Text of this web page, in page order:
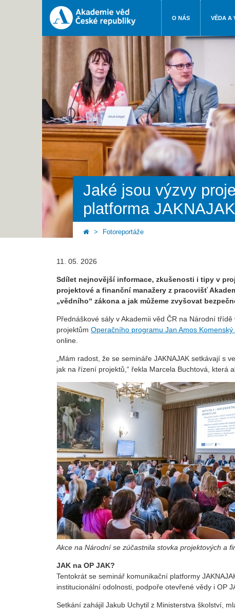
O NÁS VĚDA A
Jaké jsou výzvy
platforma JAKNAJAK
Fotoreportáže
11. 05. 2026
Sdílet nejnovější informace, zkušenosti i tipy v
projektové a finanční manažery z pracovišť
„vědního“ zákona a jak můžeme zvyšovat
Přednáškové sály v Akademii věd ČR na Národní
projektům Operačního programu Jan Amos Komenský
online.
„Mám radost, že se semináře JAKNAJAK setkávají s
jak na řízení projektů,“ řekla Marcela Buchtová, která
Akce na Národní se zúčastnila stovka projektových a
JAK na OP JAK?
Tentokrát se seminář komunikační platformy
institucionální odolnosti, podpoře otevřené vědy i OP
Setkání zahájil Jakub Uchytil z Ministerstva školství,